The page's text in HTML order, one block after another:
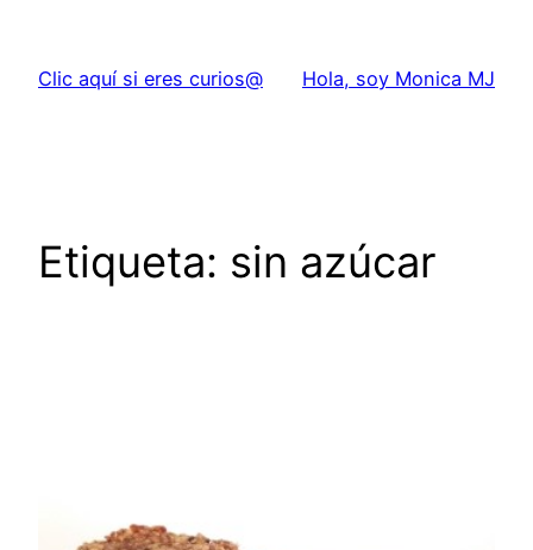
contenido
Clic aquí si eres curios@ Hola, soy Monica MJ
Etiqueta: sin azúcar